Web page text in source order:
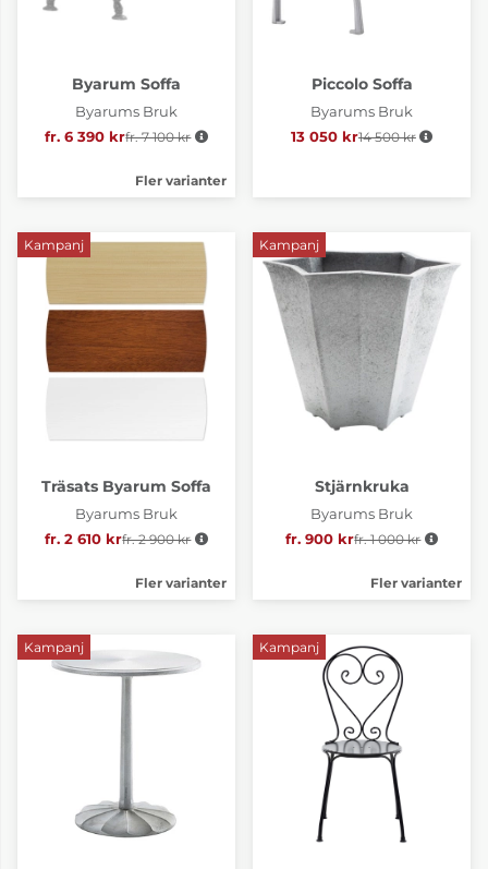
Byarum Soffa
Byarums Bruk
fr. 6 390 krOrdinarie pris:
fr. 7 100 kr
Fler varianter
Piccolo Soffa
Byarums Bruk
13 050 krOrdinarie pris:
14 500 kr
Kampanj
Träsats Byarum Soffa
Byarums Bruk
fr. 2 610 kr Ordinarie pris:
fr. 2 900 kr
Fler varianter
Kampanj
Stjärnkruka
Byarums Bruk
fr. 900 kr Ordinarie pris:
fr. 1 000 kr
Fler varianter
Kampanj Kampanj